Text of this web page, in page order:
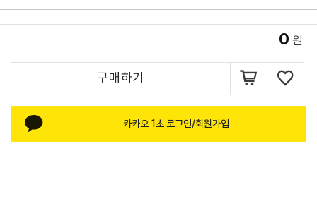
0 원
구매하기
카카오 1초 로그인/회원가입